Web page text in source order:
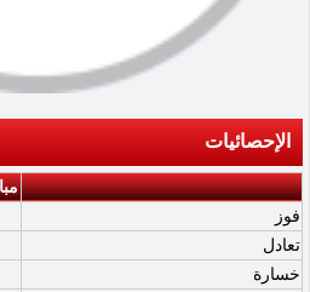
الإحصائيات
فوز
تعادل
خسارة